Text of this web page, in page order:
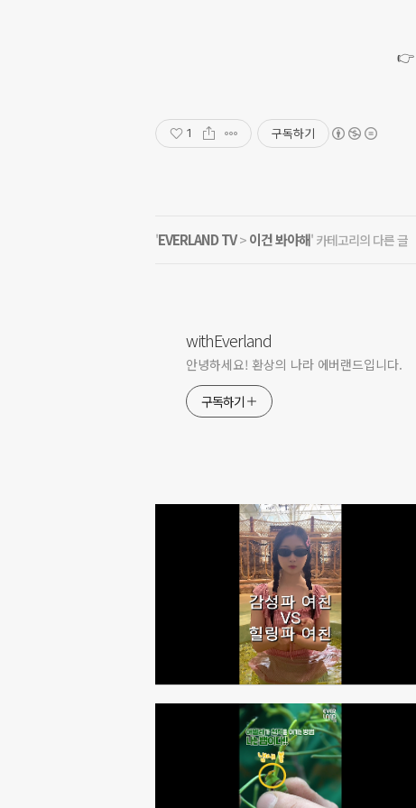
👉
1 구독하기
'EVERLAND TV> 이건 봐야해' 카테고리의 다른 글
withEverland
안녕하세요! 환상의 나라 에버랜드입니다.
구독하기